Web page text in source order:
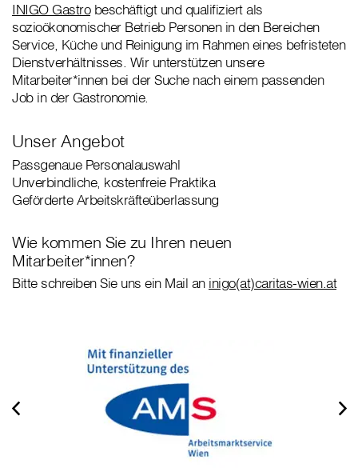
INIGO Gastrobeschäftigt und qualifiziert als
sozioökonomischer Betrieb Personen in den Bereichen
Service, Küche und Reinigung im Rahmen eines befristeten
Dienstverhältnisses. Wir unterstützen unsere
Mitarbeiter*innen bei der Suche nach einem passenden
Job in der Gastronomie.
Unser Angebot
Passgenaue Personalauswahl
Unverbindliche, kostenfreie Praktika
Geförderte Arbeitskräfteüberlassung
Wie kommen Sie zu Ihren neuen
Mitarbeiter*innen?
Bitte schreiben Sie uns ein Mail an inigo(at)caritas-wien.at